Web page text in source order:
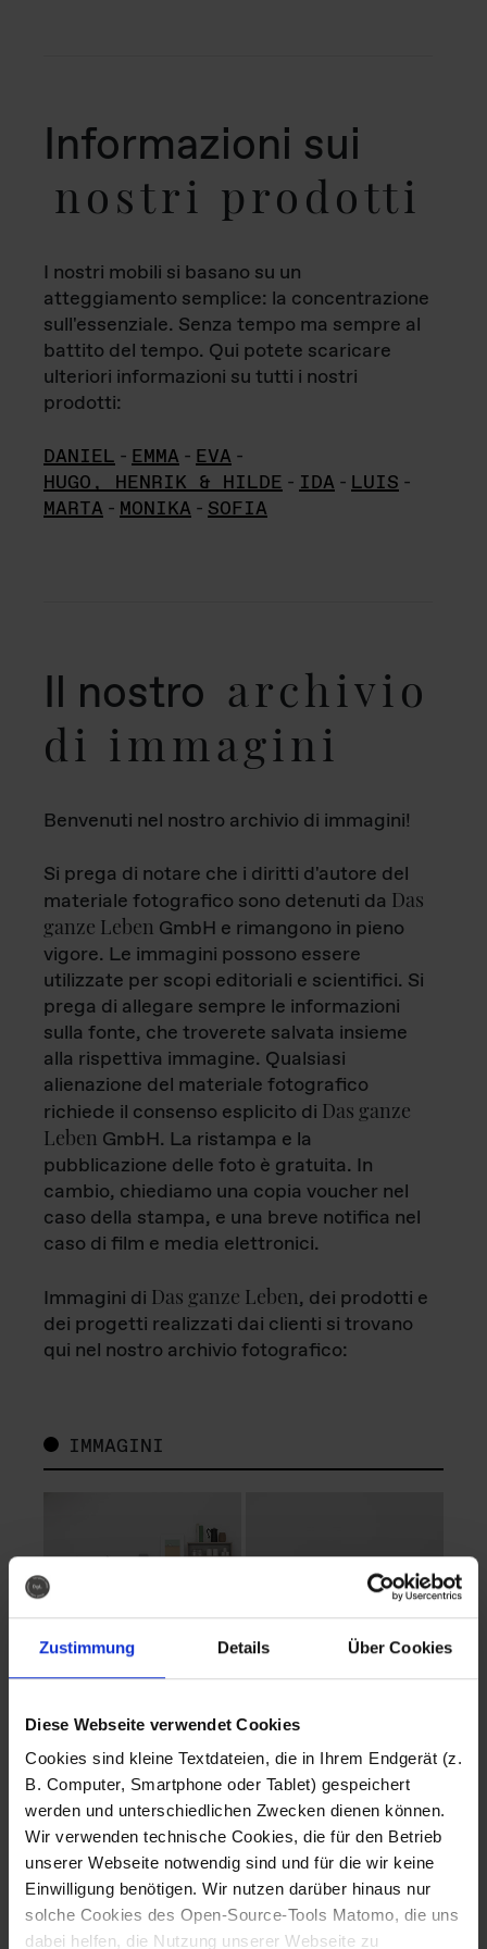
Zustimmung Details Über Cookies
Diese Webseite verwendet Cookies
Cookies sind kleine Textdateien, die in Ihrem Endgerät (z.
B. Computer, Smartphone oder Tablet) gespeichert
werden und unterschiedlichen Zwecken dienen können.
Wir verwenden technische Cookies, die für den Betrieb
unserer Webseite notwendig sind und für die wir keine
Einwilligung benötigen. Wir nutzen darüber hinaus nur
solche Cookies des Open-Source-Tools Matomo, die uns
dabei helfen, die Nutzung unserer Webseite zu
Informazioni sui
nostri prodotti
I nostri mobili si basano su un
atteggiamento semplice: la concentrazione
sull'essenziale. Senza tempo ma sempre al
battito del tempo. Qui potete scaricare
ulteriori informazioni su tutti i nostri
prodotti:
DANIEL - EMMA - EVA -
HUGO, HENRIK & HILDE - IDA - LUIS -
MARTA - MONIKA - SOFIA
Il nostro archivio
di immagini
Benvenuti nel nostro archivio di immagini!
Si prega di notare che i diritti d'autore del
materiale fotografico sono detenuti da Das
ganze Leben GmbH e rimangono in pieno
vigore. Le immagini possono essere
utilizzate per scopi editoriali e scientifici. Si
prega di allegare sempre le informazioni
sulla fonte, che troverete salvata insieme
alla rispettiva immagine. Qualsiasi
alienazione del materiale fotografico
richiede il consenso esplicito di Das ganze
Leben GmbH. La ristampa e la
pubblicazione delle foto è gratuita. In
cambio, chiediamo una copia voucher nel
caso della stampa, e una breve notifica nel
caso di film e media elettronici.
Immagini di Das ganze Leben, dei prodotti e
dei progetti realizzati dai clienti si trovano
qui nel nostro archivio fotografico:
IMMAGINI
Fotografo: Lorenz
Sternbach
Download
Fotografo: Lorenz
Sternbach
Download